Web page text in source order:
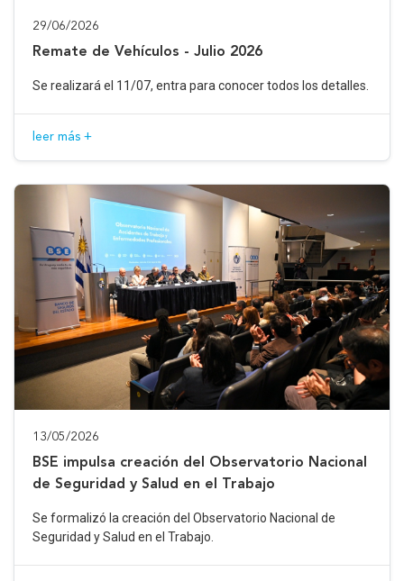
29/06/2026
Remate de Vehículos - Julio 2026
Se realizará el 11/07, entra para conocer todos los detalles.
leer más +
13/05/2026
BSE impulsa creación del Observatorio Nacional
de Seguridad y Salud en el Trabajo
Se formalizó la creación del Observatorio Nacional de
Seguridad y Salud en el Trabajo.